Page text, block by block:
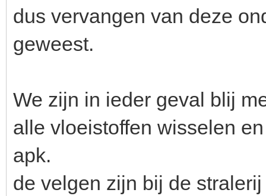
dus vervangen van deze
geweest.
We zijn in ieder geval blij
alle vloeistoffen wisselen
apk.
de velgen zijn bij de